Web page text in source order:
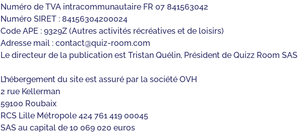
Numéro de TVA intracommunautaire FR 07 841563042
Numéro SIRET : 84156304200024
Code APE : 9329Z (Autres activités récréatives et de loisirs)
Adresse mail :contact@quiz-room.com
Le directeur de la publication est Tristan Quélin, Président de Quizz Room SAS
L’hébergement du site est assuré par la société OVH
2 rue Kellerman
59100 Roubaix
RCS Lille Métropole 424 761 419 00045
SAS au capital de 10 069 020 euros